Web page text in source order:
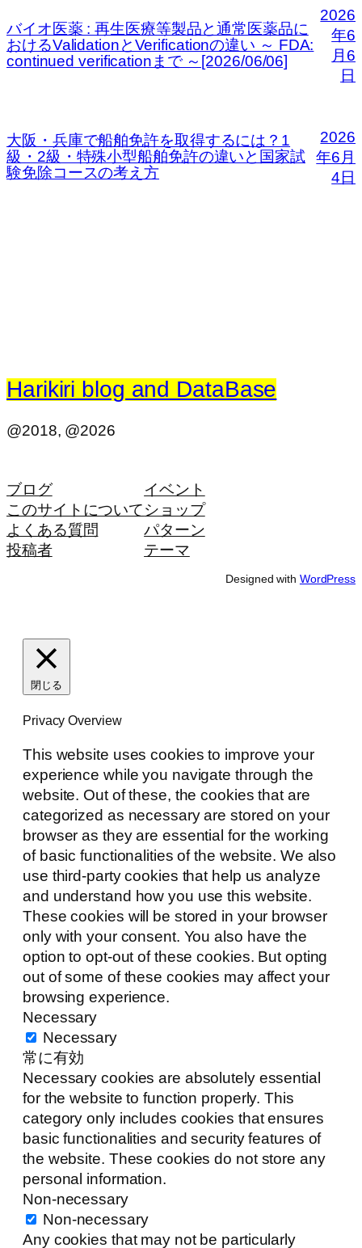
バイオ医薬 : 再生医療等製品と通常医薬品に
おけるValidationとVerificationの違い ～ FDA:
continued verificationまで ～[2026/06/06]
2026
年6
月6
日
大阪・兵庫で船舶免許を取得するには？1
級・2級・特殊小型船舶免許の違いと国家試
験免除コースの考え方
2026
年6月
4日
Harikiri blog and DataBase
@2018, @2026
ブログ
このサイトについて
よくある質問
投稿者
イベント
ショップ
パターン
テーマ
Designed with WordPress
閉じる
Privacy Overview
This website uses cookies to improve your
experience while you navigate through the
website. Out of these, the cookies that are
categorized as necessary are stored on your
browser as they are essential for the working
of basic functionalities of the website. We also
use third-party cookies that help us analyze
and understand how you use this website.
These cookies will be stored in your browser
only with your consent. You also have the
option to opt-out of these cookies. But opting
out of some of these cookies may affect your
browsing experience.
Necessary
Necessary
常に有効
Necessary cookies are absolutely essential
for the website to function properly. This
category only includes cookies that ensures
basic functionalities and security features of
the website. These cookies do not store any
personal information.
Non-necessary
Non-necessary
Any cookies that may not be particularly